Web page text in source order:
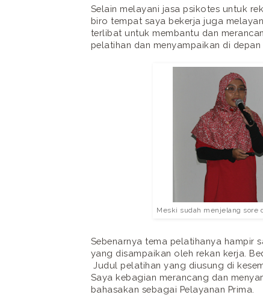
Selain melayani jasa psikotes untuk
biro tempat saya bekerja juga
terlibat untuk membantu dan
pelatihan dan menyampaikan di depan
Meski sudah menjelang sore
Sebenarnya tema pelatihanya hampir
yang disampaikan oleh rekan kerja.
Judul pelatihan yang diusung di
Saya kebagian merancang dan
bahasakan sebagai Pelayanan Prima.